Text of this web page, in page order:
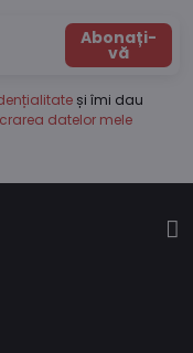
Abonați-
vă
și îmi dau
datelor mele